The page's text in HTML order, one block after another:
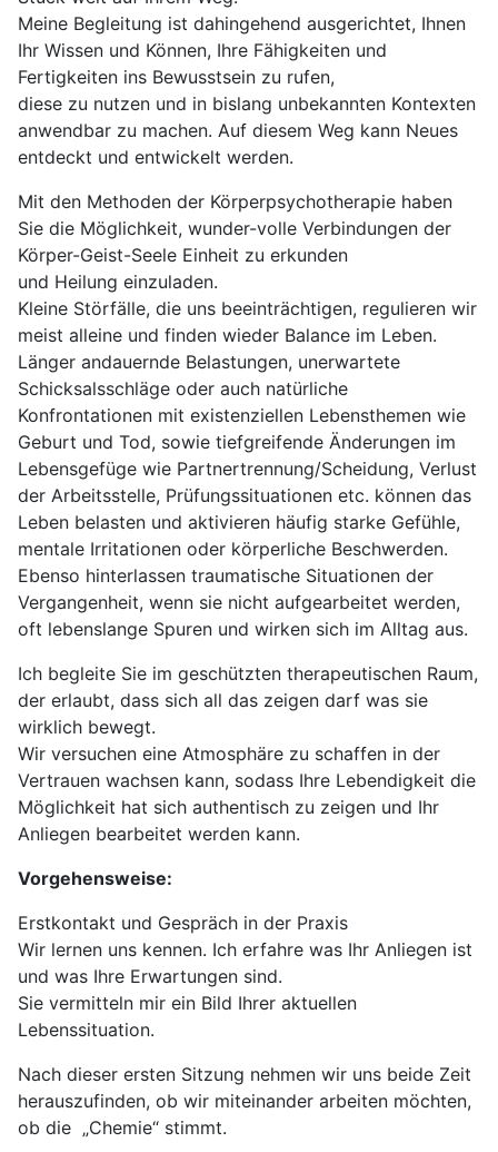
Meine Begleitung ist dahingehend ausgerichtet, Ihnen
Ihr Wissen und Können, Ihre Fähigkeiten und
Fertigkeiten ins Bewusstsein zu rufen,
diese zu nutzen und in bislang unbekannten Kontexten
anwendbar zu machen. Auf diesem Weg kann Neues
entdeckt und entwickelt werden.
Mit den Methoden der Körperpsychotherapie haben
Sie die Möglichkeit, wunder-volle Verbindungen der
Körper-Geist-Seele Einheit zu erkunden
und Heilung einzuladen.
Kleine Störfälle, die uns beeinträchtigen, regulieren wir
meist alleine und finden wieder Balance im Leben.
Länger andauernde Belastungen, unerwartete
Schicksalsschläge oder auch natürliche
Konfrontationen mit existenziellen Lebensthemen wie
Geburt und Tod, sowie tiefgreifende Änderungen im
Lebensgefüge wie Partnertrennung/Scheidung, Verlust
der Arbeitsstelle, Prüfungssituationen etc. können das
Leben belasten und aktivieren häufig starke Gefühle,
mentale Irritationen oder körperliche Beschwerden.
Ebenso hinterlassen traumatische Situationen der
Vergangenheit, wenn sie nicht aufgearbeitet werden,
oft lebenslange Spuren und wirken sich im Alltag aus.
Ich begleite Sie im geschützten therapeutischen Raum,
der erlaubt, dass sich all das zeigen darf was sie
wirklich bewegt.
Wir versuchen eine Atmosphäre zu schaffen in der
Vertrauen wachsen kann, sodass Ihre Lebendigkeit die
Möglichkeit hat sich authentisch zu zeigen und Ihr
Anliegen bearbeitet werden kann.
Vorgehensweise:
Erstkontakt und Gespräch in der Praxis
Wir lernen uns kennen. Ich erfahre was Ihr Anliegen ist
und was Ihre Erwartungen sind.
Sie vermitteln mir ein Bild Ihrer aktuellen
Lebenssituation.
Nach dieser ersten Sitzung nehmen wir uns beide Zeit
herauszufinden, ob wir miteinander arbeiten möchten,
ob die „Chemie“ stimmt.